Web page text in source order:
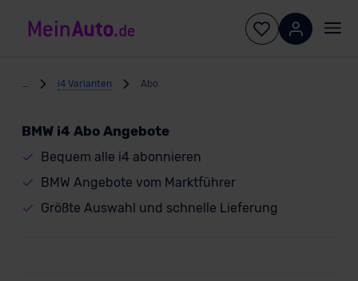
i4 Varianten Abo
BMW i4 Abo Angebote
Bequem alle i4 abonnieren
BMW Angebote vom Marktführer
Größte Auswahl und schnelle Lieferung